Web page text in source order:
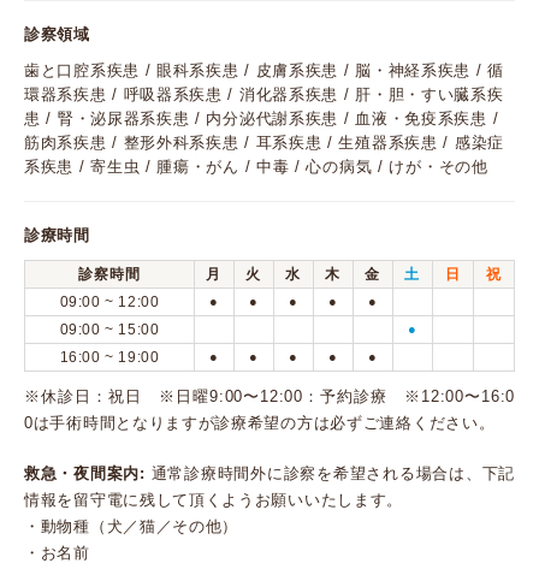
診察領域
歯と口腔系疾患 / 眼科系疾患 / 皮膚系疾患 / 脳・神経系疾患 / 循
環器系疾患 / 呼吸器系疾患 / 消化器系疾患 / 肝・胆・すい臓系疾
患 / 腎・泌尿器系疾患 / 内分泌代謝系疾患 / 血液・免疫系疾患 /
筋肉系疾患 / 整形外科系疾患 / 耳系疾患 / 生殖器系疾患 / 感染症
系疾患 / 寄生虫 / 腫瘍・がん / 中毒 / 心の病気 / けが・その他
診療時間
診察時間 月 火 水 木 金 土 日
祝
09:00 ~ 12:00
● ● ● ● ●
09:00 ~ 15:00 ●
16:00 ~ 19:00 ● ● ● ● ●
※休診日：祝日 ※日曜9:00〜12:00：予約診療 ※12:00〜16:0
0は手術時間となりますが診療希望の方は必ずご連絡ください。 ​
救急・夜間案内: 通常診療時間外に診察を希望される場合は、下記
情報を留守電に残して頂くようお願いいたします。
・動物種（犬／猫／その他）
・お名前